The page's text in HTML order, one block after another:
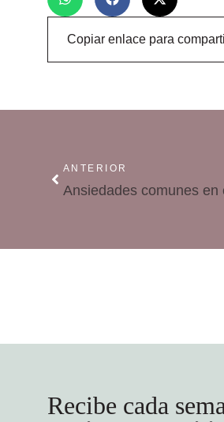
Copiar enlace para
ANTERIOR
Ansiedades comunes
Recibe cada